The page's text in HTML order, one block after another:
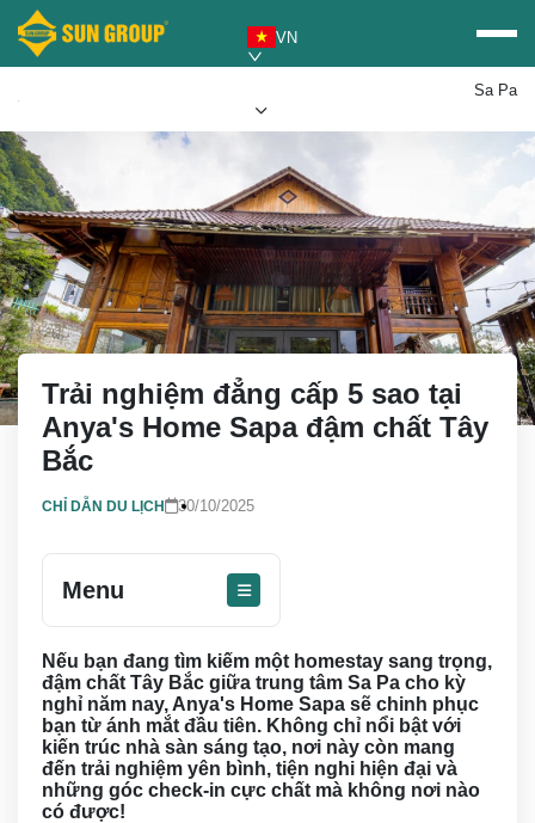
VN
Sa Pa
Mua vé Sun PhuQuoc
Trải nghiệm đẳng cấp 5 sao tại
Anya's Home Sapa đậm chất Tây
Bắc
CHỈ DẪN DU LỊCH 30/10/2025
Menu
Nếu bạn đang tìm kiếm một homestay sang trọng,
đậm chất Tây Bắc giữa trung tâm Sa Pa cho kỳ
nghỉ năm nay, Anya's Home Sapa sẽ chinh phục
bạn từ ánh mắt đầu tiên. Không chỉ nổi bật với
kiến trúc nhà sàn sáng tạo, nơi này còn mang
đến trải nghiệm yên bình, tiện nghi hiện đại và
những góc check-in cực chất mà không nơi nào
có được!